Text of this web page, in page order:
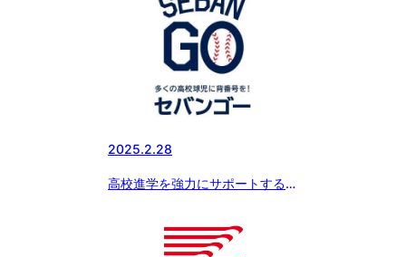
2025.2.28
高校進学を強力にサポートする新
ゴー）に日本体育大学柏高等学校
野球部が新たに参加!!